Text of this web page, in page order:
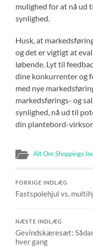
mulighed for at nå ud
synlighed.
Husk, at
og det er vigtigt at
løbende. Lyt til
dine konkurrenter og
med nye
markedsførings- og
synlighed, nå ud til
din plantebord-
Alt Om Shoppings
FORRIGE INDLÆG
Fastspolehjul vs.
NÆSTE INDLÆG
Gevindskæresæt:
hver gang